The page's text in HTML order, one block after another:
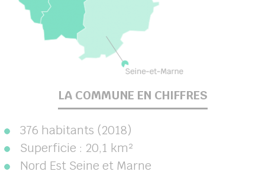
LA COMMUNE EN CHIFFRES
376 habitants (2018)
Superficie : 20,1 km²
Nord Est Seine et Marne